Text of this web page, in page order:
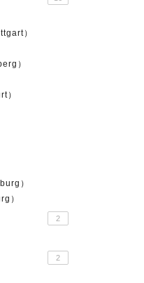
）
）
）
）
）
2
2